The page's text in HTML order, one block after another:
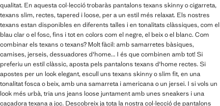
qualitat. En aquesta col·lecció trobaràs pantalons texans skinny o cigarreta,
texans slim, rectes, tapered i loose, per a un estil més relaxat. Els nostres
texans estan disponibles en diferents talles i en tonalitats clàssiques, com el
blau clar o el fosc, fins i tot en colors com el negre, el beix o el blanc. Com
combinar els texans o texans? Molt fàcil: amb samarretes bàsiques,
camises, jerseis, dessuadores d'home... I és que combinen amb tot! Si
preferiu un estil clàssic, aposta pels pantalons texans d'home rectes. Si
apostes per un look elegant, escull uns texans skinny o slim fit, en una
tonalitat fosca o beix, amb una samarreta i americana o un jersei. I si vols un
look més urbà, tria uns jeans loose juntament amb unes sneakers i una
caçadora texana a joc. Descobreix ja tota la nostra col·lecció de pantalons